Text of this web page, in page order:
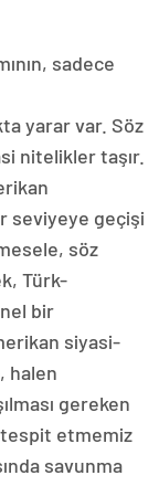
sadece
yarar var. Söz
nitelikler taşır.
seviyeye geçişi
söz
Türk-
bir
siyasi-
halen
gereken
tespit etmemiz
savunma